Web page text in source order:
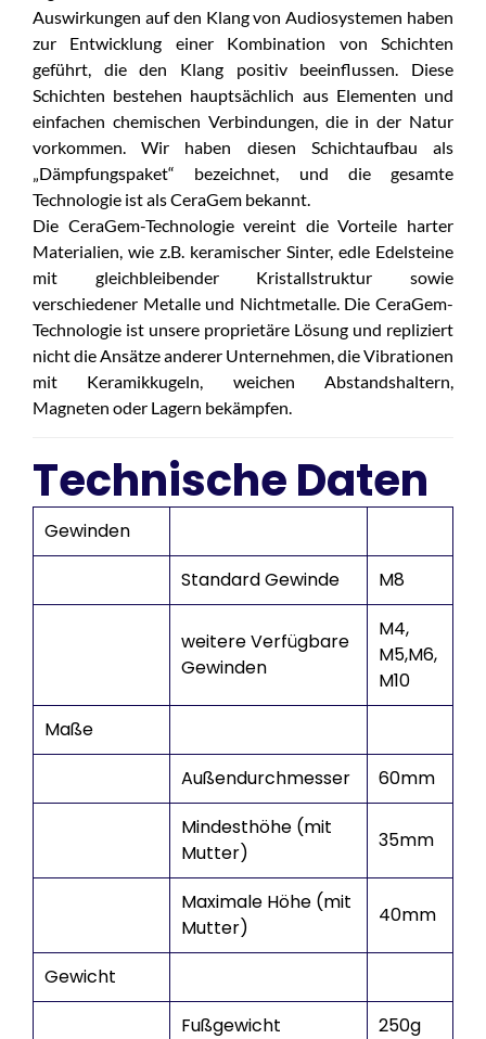
Auswirkungen auf den Klang von Audiosystemen haben
zur Entwicklung einer Kombination von Schichten
geführt, die den Klang positiv beeinflussen. Diese
Schichten bestehen hauptsächlich aus Elementen und
einfachen chemischen Verbindungen, die in der Natur
vorkommen. Wir haben diesen Schichtaufbau als
„Dämpfungspaket“ bezeichnet, und die gesamte
Technologie ist als CeraGem bekannt.
Die CeraGem-Technologie vereint die Vorteile harter
Materialien, wie z.B. keramischer Sinter, edle Edelsteine
mit gleichbleibender Kristallstruktur sowie
verschiedener Metalle und Nichtmetalle. Die CeraGem-
Technologie ist unsere proprietäre Lösung und repliziert
nicht die Ansätze anderer Unternehmen, die Vibrationen
mit Keramikkugeln, weichen Abstandshaltern,
Magneten oder Lagern bekämpfen.
Technische Daten
Gewinden
Standard Gewinde
M8
weitere Verfügbare
Gewinden
M4,
M5,M6,
M10
Maße
Außendurchmesser
60mm
Mindesthöhe (mit
Mutter)
35mm
Maximale Höhe (mit
Mutter)
40mm
Gewicht
Fußgewicht
250g